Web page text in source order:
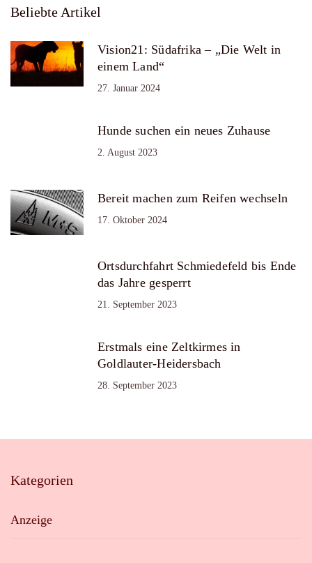
Beliebte Artikel
Vision21: Südafrika – „Die Welt in
einem Land“
27. Januar 2024
Hunde suchen ein neues Zuhause
2. August 2023
Bereit machen zum Reifen wechseln
17. Oktober 2024
Ortsdurchfahrt Schmiedefeld bis Ende
das Jahre gesperrt
21. September 2023
Erstmals eine Zeltkirmes in
Goldlauter-Heidersbach
28. September 2023
Kategorien
Anzeige